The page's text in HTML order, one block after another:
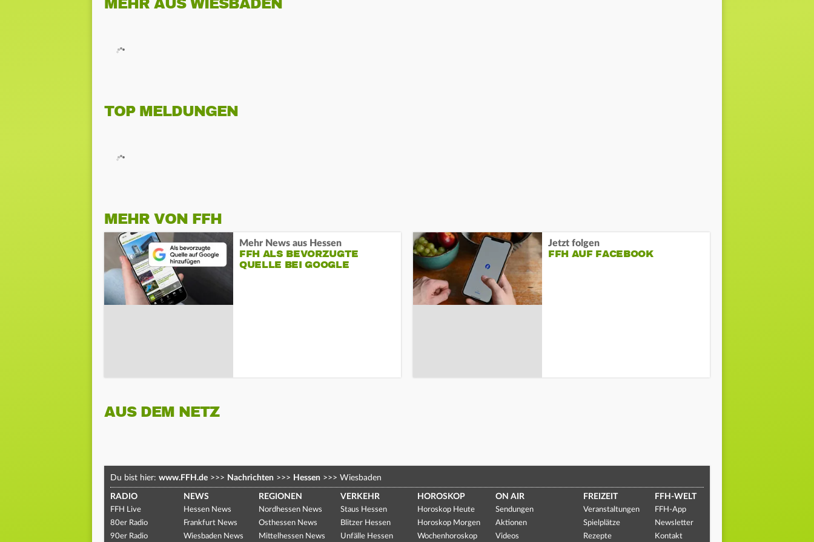
MEHR AUS WIESBADEN
TOP MELDUNGEN
MEHR VON FFH
Mehr News aus Hessen
FFH ALS BEVORZUGTE
QUELLE BEI GOOGLE
Jetzt folgen
FFH AUF FACEBOOK
AUS DEM NETZ
Du bist hier: www.FFH.de >>> Nachrichten >>> Hessen >>> Wiesbaden
RADIO
FFH Live
80er Radio
90er Radio
NEWS
Hessen News
Frankfurt News
Wiesbaden News
REGIONEN
Nordhessen News
Osthessen News
Mittelhessen News
VERKEHR
Staus Hessen
Blitzer Hessen
Unfälle Hessen
HOROSKOP
Horoskop Heute
Horoskop Morgen
Wochenhoroskop
ON AIR
Sendungen
Aktionen
Videos
FREIZEIT
Veranstaltungen
Spielplätze
Rezepte
FFH-WELT
FFH-App
Newsletter
Kontakt